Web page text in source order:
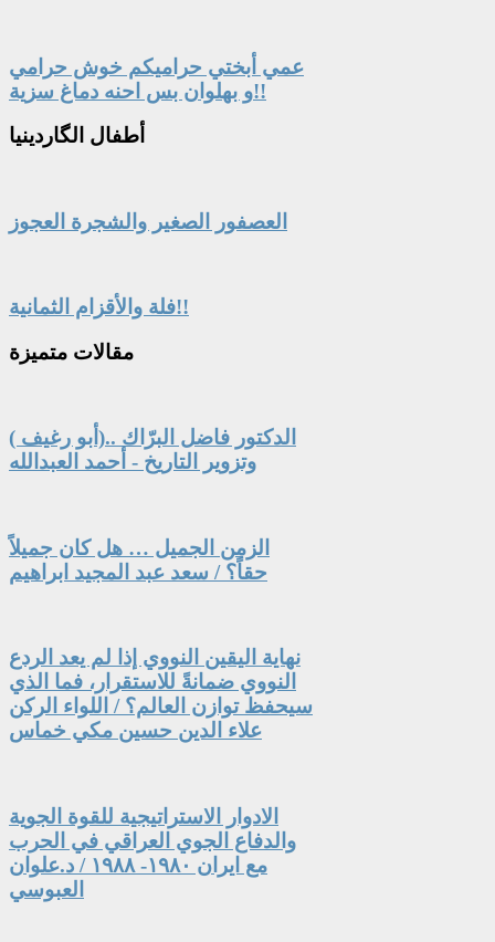
عمي أبختي حراميكم خوش حرامي
و بهلوان بس احنه دماغ سزية!!
أطفال الگاردينيا
العصفور الصغير والشجرة العجوز
فلة والأقزام الثمانية!!
مقالات متميزة
الدكتور فاضل البرّاك ..(أبو رغيف )
وتزوير التاريخ - أحمد العبدالله
الزمن الجميل … هل كان جميلاً
حقاً؟ / سعد عبد المجيد ابراهيم
نهاية اليقين النووي إذا لم يعد الردع
النووي ضمانةً للاستقرار، فما الذي
سيحفظ توازن العالم؟ / اللواء الركن
علاء الدين حسين مكي خماس
الادوار الاستراتيجية للقوة الجوية
والدفاع الجوي العراقي في الحرب
مع ايران ١٩٨٠- ١٩٨٨ / د.علوان
العبوسي